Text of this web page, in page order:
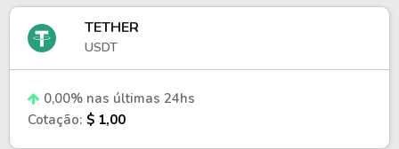
TETHER
USDT
0,00% nas últimas 24hs
Cotação: $ 1,00